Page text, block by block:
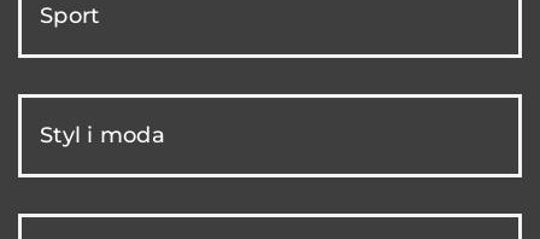
Sport
Styl i moda